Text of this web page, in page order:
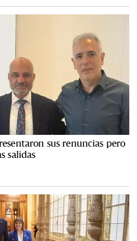
sus renuncias pero
salidas